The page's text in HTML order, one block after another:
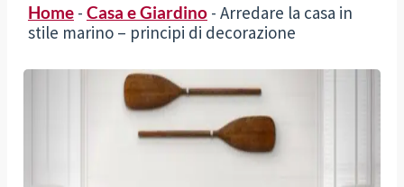
Home- Casa e Giardino- Arredare la casa in
stile marino – principi di decorazione